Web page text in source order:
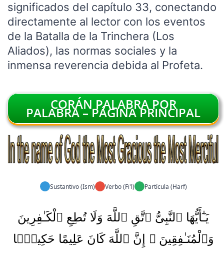
significados del capítulo 33, conectando
directamente al lector con los eventos
de la Batalla de la Trinchera (Los
Aliados), las normas sociales y la
inmensa reverencia debida al Profeta.
CORÁN PALABRA POR
PALABRA – PÁGINA PRINCIPAL
Sustantivo (Ism) Verbo (Fi'l) Partícula (Harf)
يَـٰٓأَيُّهَا ٱلنَّبِىُّ ٱتَّقِ ٱللَّهَ وَلَا تُطِعِ ٱلْكَـٰفِرِينَ
وَٱلْمُنَـٰفِقِينَ ۗ إِنَّ ٱللَّهَ كَانَ عَلِيمًا حَكِيمًۭا